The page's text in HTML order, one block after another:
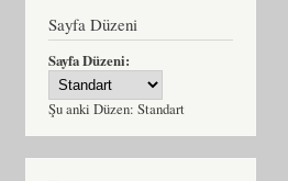
Sayfa Düzeni
Sayfa Düzeni:
Şu anki Düzen: Standart